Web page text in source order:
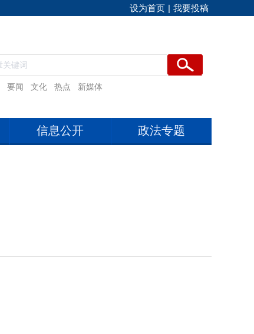
设为首页 | 我要投稿
要闻 文化 热点 新媒体
信息公开 政法专题